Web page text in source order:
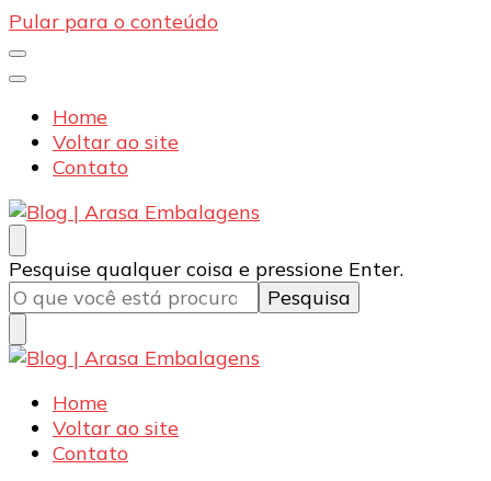
Pular para o conteúdo
Home
Voltar ao site
Contato
Blog | Arasa Embalagens
Confira conteúdos sobre embalagens para pizzas,
doces e salgados. Tudo para seu comércio com a
qualidade Arasa. Leia nossos conteúdos!
Procurando
algo?
Pesquise qualquer coisa e pressione Enter.
Blog | Arasa Embalagens
Confira conteúdos sobre embalagens para pizzas,
doces e salgados. Tudo para seu comércio com a
qualidade Arasa. Leia nossos conteúdos!
Home
Voltar ao site
Contato